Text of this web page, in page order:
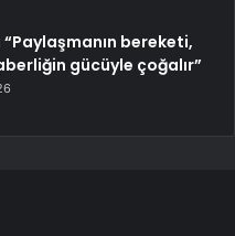
“Paylaşmanın bereketi,
gücüyle çoğalır”